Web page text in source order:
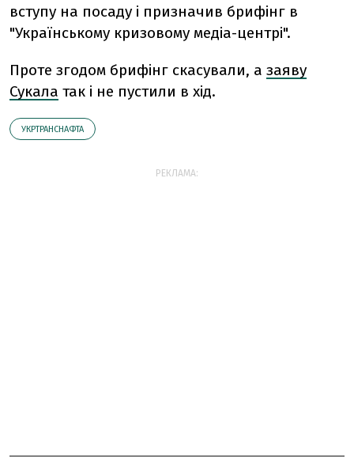
вступу на посаду і призначив брифінг в
"Українському кризовому медіа-центрі".
Проте згодом брифінг скасували, а заяву
Сукала так і не пустили в хід.
УКРТРАНСНАФТА
РЕКЛАМА: